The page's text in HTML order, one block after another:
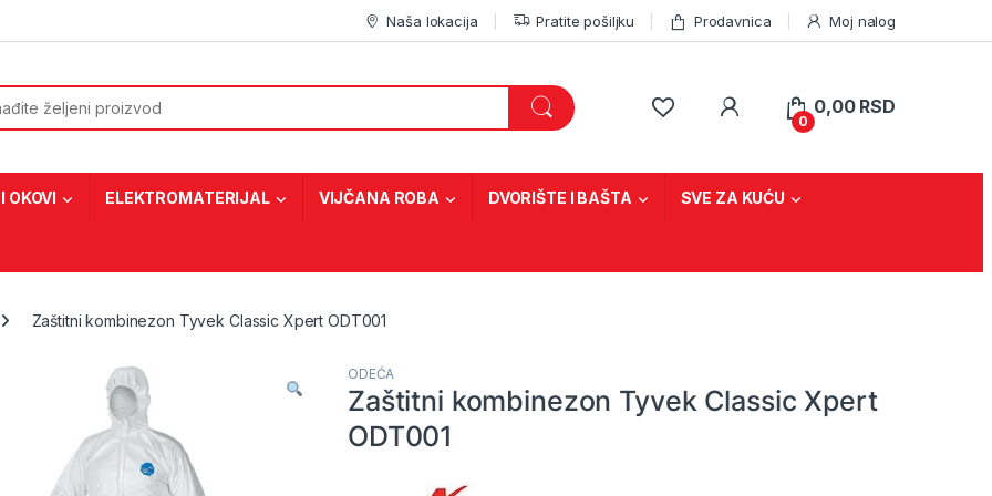
Naša lokacija Pratite pošiljku Prodavnica Moj nalog
0
0,00 RSD
OKOVI ELEKTROMATERIJAL VIJČANA ROBA DVORIŠTE I BAŠTA SVE ZA KUĆU
Zaštitni kombinezon Tyvek Classic Xpert ODT001
ODEĆA
Zaštitni kombinezon Tyvek Classic Xpert
ODT001